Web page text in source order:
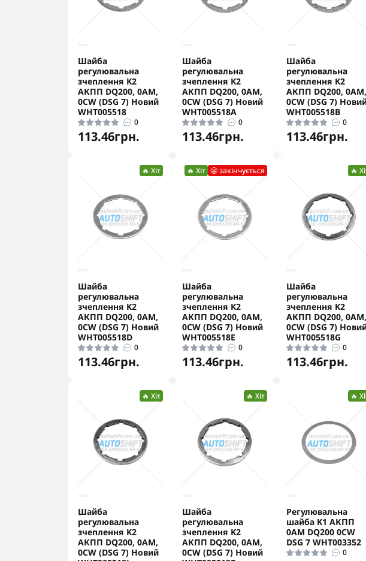
Шайба
регулювальна
зчеплення K2
АКПП DQ200, 0AM,
0CW (DSG 7) Новий
WHT005518
0
113.46грн.
Шайба
регулювальна
зчеплення K2
АКПП DQ200, 0AM,
0CW (DSG 7) Новий
WHT005518A
0
113.46грн.
Шайба
регулювальна
зчеплення K2
АКПП DQ200, 0AM,
0CW (DSG 7)
WHT005518B
0
113.46грн.
🔥 Хіт
Шайба
регулювальна
зчеплення K2
АКПП DQ200, 0AM,
0CW (DSG 7) Новий
WHT005518D
0
113.46грн.
🔥 Хіт 😬 закінчується
Шайба
регулювальна
зчеплення K2
АКПП DQ200, 0AM,
0CW (DSG 7) Новий
WHT005518E
0
113.46грн.
🔥
Шайба
регулювальна
зчеплення K2
АКПП DQ200, 0AM,
0CW (DSG 7)
WHT005518G
0
113.46грн.
🔥 Хіт
Шайба
регулювальна
зчеплення K2
АКПП DQ200, 0AM,
0CW (DSG 7) Новий
🔥 Хіт
Шайба
регулювальна
зчеплення K2
АКПП DQ200, 0AM,
0CW (DSG 7) Новий
🔥
Регулювальна
шайба K1 АКПП
0AM DQ200 0CW
DSG 7 WHT003352
0